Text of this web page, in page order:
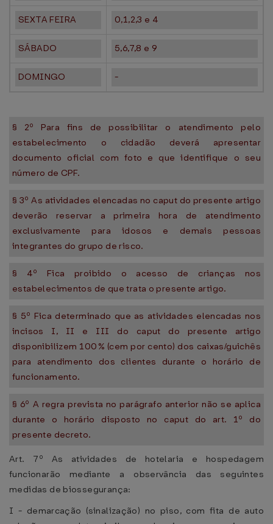
SEXTA FEIRA 0,1,2,3 e 4
SÁBADO 5,6,7,8 e 9
DOMINGO -
§ 2º Para fins de possibilitar o atendimento pelo
estabelecimento o cidadão deverá apresentar
documento oficial com foto e que identifique o seu
número de CPF.
§ 3º As atividades elencadas no caput do presente artigo
deverão reservar a primeira hora de atendimento
exclusivamente para idosos e demais pessoas
integrantes do grupo de risco.
§ 4º Fica proibido o acesso de crianças nos
estabelecimentos de que trata o presente artigo.
§ 5º Fica determinado que as atividades elencadas nos
incisos I, II e III do caput do presente artigo
disponibilizem 100% (cem por cento) dos caixas/guichês
para atendimento dos clientes durante o horário de
funcionamento.
§ 6º A regra prevista no parágrafo anterior não se aplica
durante o horário disposto no caput do art. 1º do
presente decreto.
Art. 7º As atividades de hotelaria e hospedagem
funcionarão mediante a observância das seguintes
medidas de biossegurança:
I - demarcação (sinalização) no piso, com fita de auto